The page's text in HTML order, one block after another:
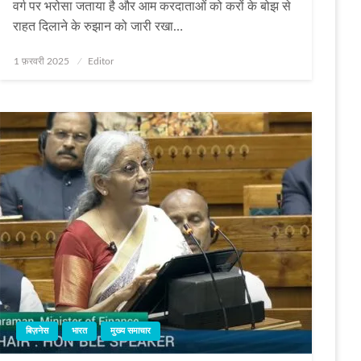
वर्ग पर भरोसा जताया है और आम करदाताओं को करों के बोझ से
राहत दिलाने के रुझान को जारी रखा…
Posted
1 फ़रवरी 2025 Editor
बिज़नेस भारत मुख्य समाचार